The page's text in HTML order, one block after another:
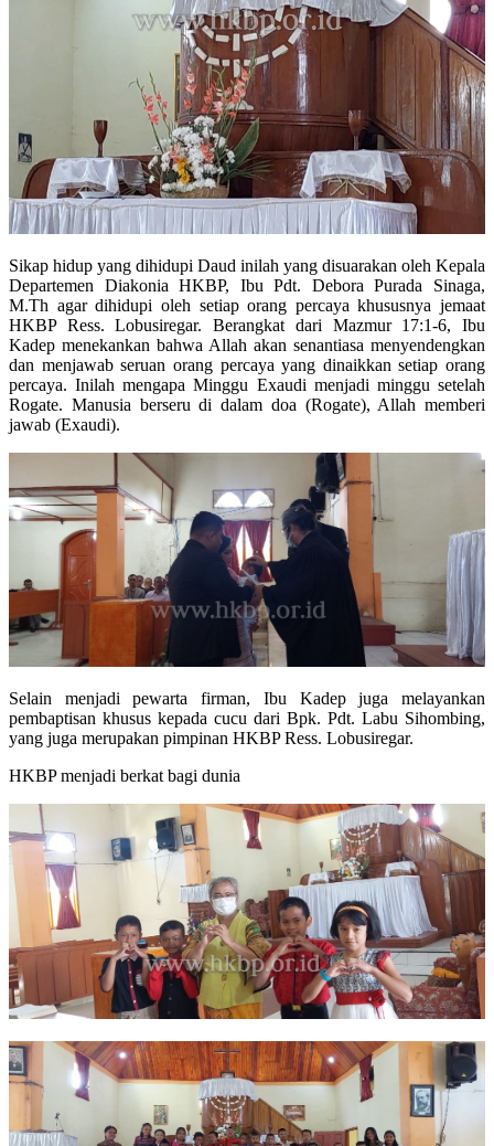
Sikap hidup yang dihidupi Daud inilah yang disuarakan oleh Kepala
Departemen Diakonia HKBP, Ibu Pdt. Debora Purada Sinaga,
M.Th agar dihidupi oleh setiap orang percaya khususnya jemaat
HKBP Ress. Lobusiregar. Berangkat dari Mazmur 17:1-6, Ibu
Kadep menekankan bahwa Allah akan senantiasa menyendengkan
dan menjawab seruan orang percaya yang dinaikkan setiap orang
percaya. Inilah mengapa Minggu Exaudi menjadi minggu setelah
Rogate. Manusia berseru di dalam doa (Rogate), Allah memberi
jawab (Exaudi).
Selain menjadi pewarta firman, Ibu Kadep juga melayankan
pembaptisan khusus kepada cucu dari Bpk. Pdt. Labu Sihombing,
yang juga merupakan pimpinan HKBP Ress. Lobusiregar.
HKBP menjadi berkat bagi dunia